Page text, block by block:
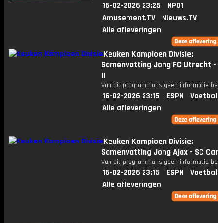
16-02-2026 23:25
NPO1
Amusement.TV
Nieuws.TV
Alle afleveringen
Keuken Kampioen Divisie:
Samenvatting Jong FC Utrecht -
II
Van dit programma is geen informatie
16-02-2026 23:15 ESPN
Alle afleveringen
Keuken Kampioen Divisie:
Samenvatting Jong Ajax - SC
Van dit programma is geen informatie
16-02-2026 23:15 ESPN
Alle afleveringen